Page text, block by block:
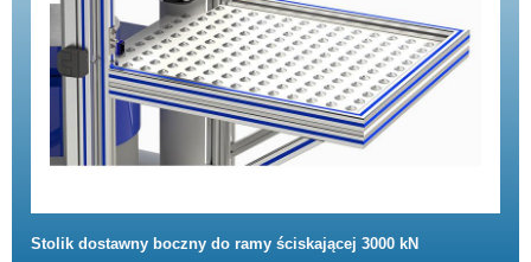
Stolik dostawny boczny do ramy ściskającej 3000 kN